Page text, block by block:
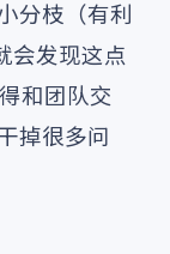
分枝（有利
会发现这点
和团队交
掉很多问